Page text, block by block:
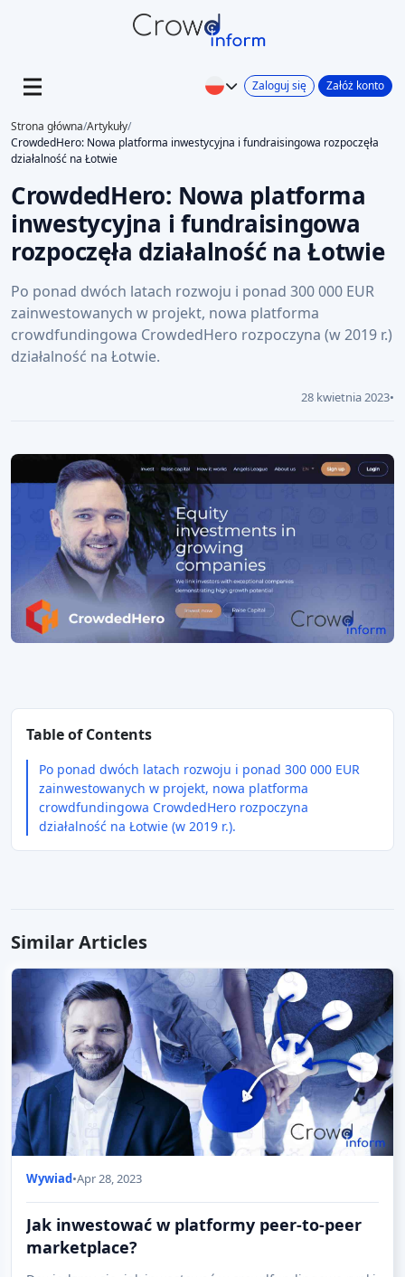
Zaloguj się Załóż konto
Strona główna/Artykuły/
CrowdedHero: Nowa platforma inwestycyjna i fundraisingowa rozpoczęła
działalność na Łotwie
CrowdedHero: Nowa platforma
inwestycyjna i fundraisingowa
rozpoczęła działalność na Łotwie
Po ponad dwóch latach rozwoju i ponad 300 000 EUR
zainwestowanych w projekt, nowa platforma
crowdfundingowa CrowdedHero rozpoczyna (w 2019 r.)
działalność na Łotwie.
28 kwietnia 2023•
Table of Contents
Po ponad dwóch latach rozwoju i ponad 300 000 EUR
zainwestowanych w projekt, nowa platforma
crowdfundingowa CrowdedHero rozpoczyna
działalność na Łotwie (w 2019 r.).
Similar Articles
Wywiad•Apr 28, 2023
Jak inwestować w platformy peer-to-peer
marketplace?